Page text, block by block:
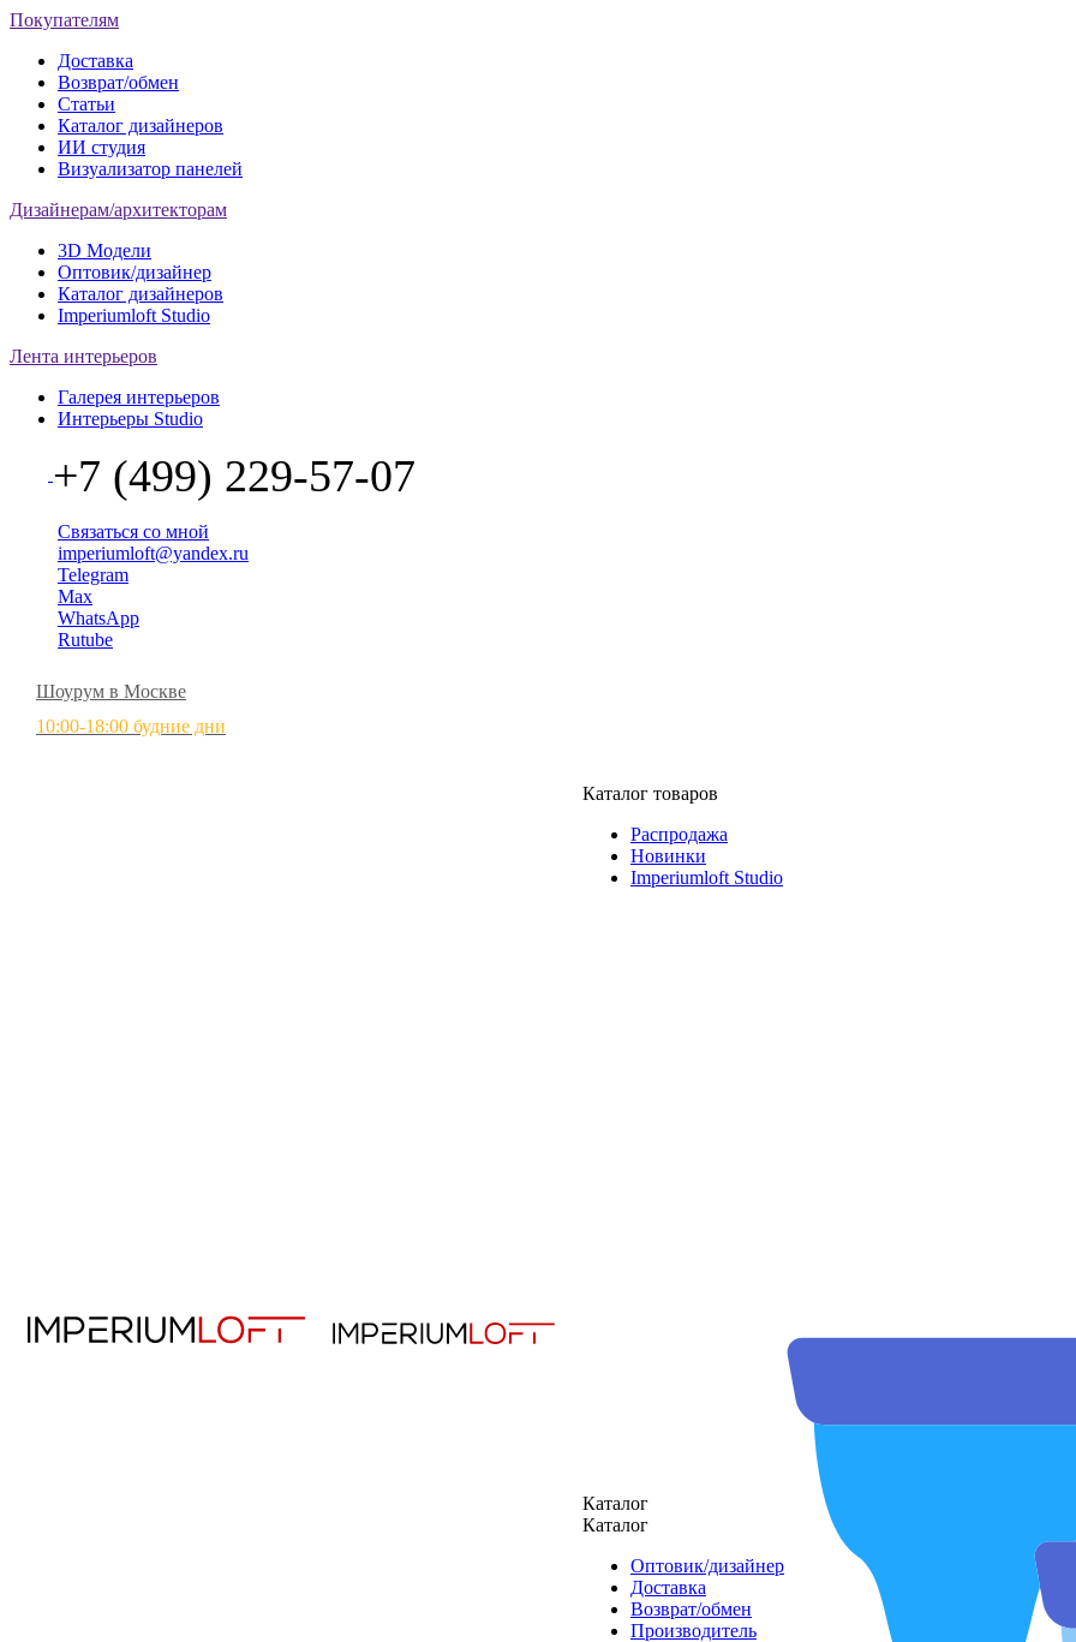
Покупателям
Доставка
Возврат/обмен
Статьи
Каталог дизайнеров
ИИ студия
Визуализатор панелей
Дизайнерам/архитекторам
3D Модели
Оптовик/дизайнер
Каталог дизайнеров
Imperiumloft Studio
Лента интерьеров
Галерея интерьеров
Интерьеры Studio
+7 (499) 229-57-07
Связаться со мной
imperiumloft@yandex.ru
Telegram
Max
WhatsApp
Rutube
Шоурум в Москве
10:00-18:00 будние дни
Каталог товаров
Распродажа
Новинки
Imperiumloft Studio
Каталог
Каталог
Оптовик/дизайнер
Доставка
Возврат/обмен
Производитель